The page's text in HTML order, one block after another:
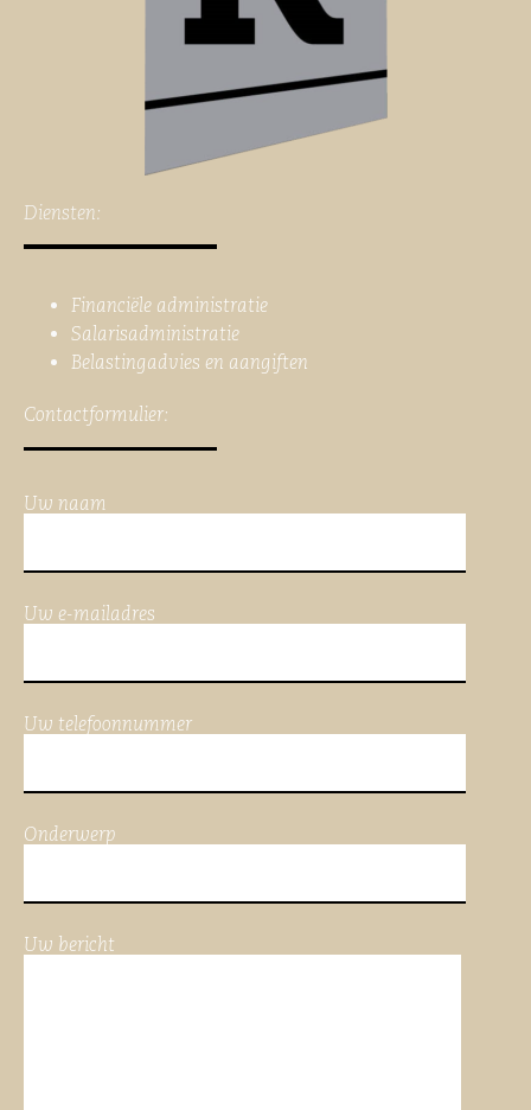
Diensten:
Financiële administratie
Salarisadministratie
Belastingadvies en aangiften
Contactformulier:
Uw naam
Uw e-mailadres
Uw telefoonnummer
Onderwerp
Uw bericht